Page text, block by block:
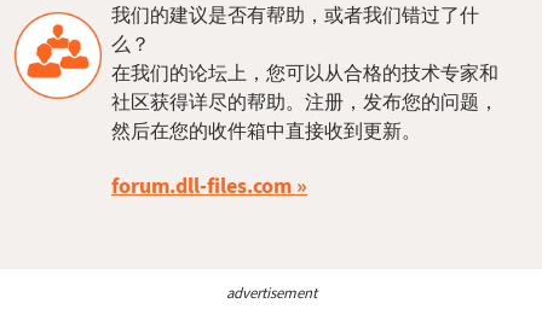
我们的建议是否有帮助，或者我们错过了什
么？
在我们的论坛上，您可以从合格的技术专家和
社区获得详尽的帮助。注册，发布您的问题，
然后在您的收件箱中直接收到更新。
forum.dll-files.com
advertisement